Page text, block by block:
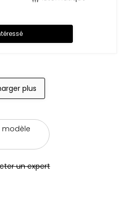
plus
modèle
un expert